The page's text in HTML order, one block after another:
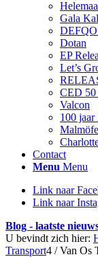
Gala
Dotan
EP
Let’s
CED 50
Valcon
100
Contact
Menu Menu
Link naar
Link naar
Blog - laatste
U bevindt zich hier:
Transport4 / Van Os